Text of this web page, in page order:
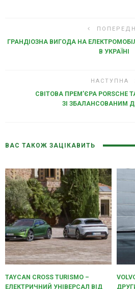
ГРАНДІОЗНА ВИГОДА НА ЕЛЕКТРОМОБІЛЬ
В УКРАЇНІ
НАСТУПНА
СВІТОВА ПРЕМ’ЄРА PORSCHE
ЗІ ЗБАЛАНСОВАНИМ
ВАС ТАКОЖ ЗАЦІКАВИТЬ
TAYCAN CROSS TURISMO –
ЕЛЕКТРИЧНИЙ УНІВЕРСАЛ ВІД